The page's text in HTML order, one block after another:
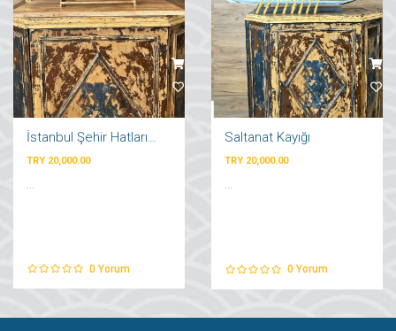
TRY 20,000.00
0 Yorum
Saltanat Kayığı
TRY 20,000.00
...
0 Yorum